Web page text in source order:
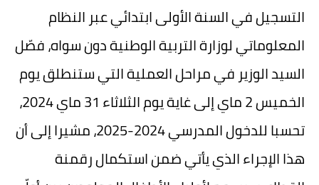
التسجيل في السنة الأولى ابتدائي عبر النظام
المعلوماتي لوزارة التربية الوطنية دون سواه، فصّل
السيد الوزير في مراحل العملية التي ستنطلق يوم
الخميس 2 ماي إلى غاية يوم الثلاثاء 31 ماي 2024،
تحسبا للدخول المدرسي 2024-2025، مشيرا إلى أن
هذا الإجراء الذي يأتي ضمن استكمال رقمنة